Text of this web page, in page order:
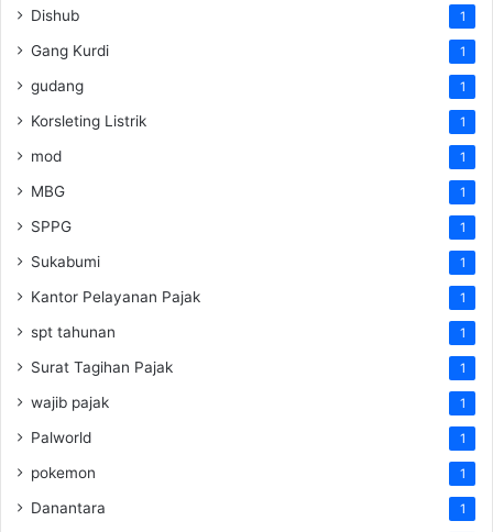
Dishub 1
Gang Kurdi 1
gudang 1
Korsleting Listrik 1
mod 1
MBG 1
SPPG 1
Sukabumi 1
Kantor Pelayanan Pajak 1
spt tahunan 1
Surat Tagihan Pajak 1
wajib pajak 1
Palworld 1
pokemon 1
Danantara 1